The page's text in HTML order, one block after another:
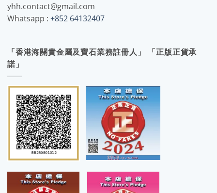
yhh.contact@gmail.com
Whatsapp : +852 64132407
「香港海關貴金屬及寶石業務註冊人」 「正版正貨承
諾」